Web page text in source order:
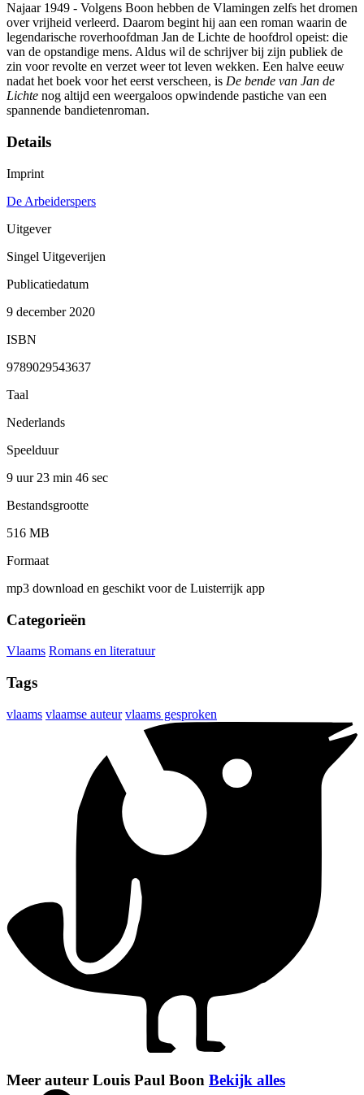
Najaar 1949 - Volgens Boon hebben de Vlamingen zelfs het dromen
over vrijheid verleerd. Daarom begint hij aan een roman waarin de
legendarische roverhoofdman Jan de Lichte de hoofdrol opeist: die
van de opstandige mens. Aldus wil de schrijver bij zijn publiek de
zin voor revolte en verzet weer tot leven wekken. Een halve eeuw
nadat het boek voor het eerst verscheen, is De bende van Jan de
Lichte nog altijd een weergaloos opwindende pastiche van een
spannende bandietenroman.
Details
Imprint
De Arbeiderspers
Uitgever
Singel Uitgeverijen
Publicatiedatum
9 december 2020
ISBN
9789029543637
Taal
Nederlands
Speelduur
9 uur 23 min 46 sec
Bestandsgrootte
516 MB
Formaat
mp3 download en geschikt voor de Luisterrijk app
Categorieën
Vlaams Romans en literatuur
Tags
vlaams vlaamse auteur vlaams gesproken
Meer auteur Louis Paul Boon Bekijk alles